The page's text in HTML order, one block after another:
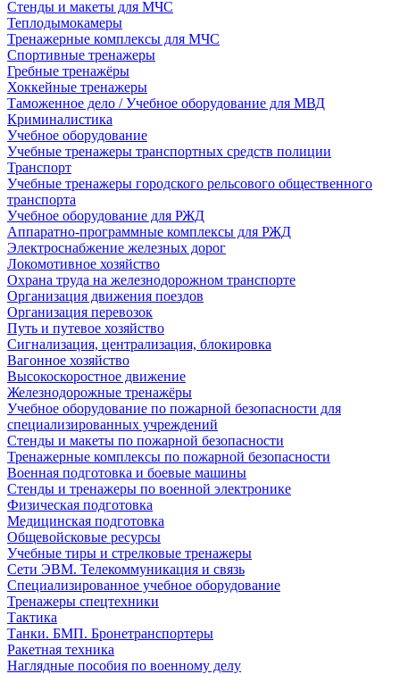
Стенды и макеты для МЧС
Теплодымокамеры
Тренажерные комплексы для МЧС
Спортивные тренажеры
Гребные тренажёры
Хоккейные тренажеры
Таможенное дело / Учебное оборудование для МВД
Криминалистика
Учебное оборудование
Учебные тренажеры транспортных средств полиции
Транспорт
Учебные тренажеры городского рельсового общественного
транспорта
Учебное оборудование для РЖД
Аппаратно-программные комплексы для РЖД
Электроснабжение железных дорог
Локомотивное хозяйство
Охрана труда на железнодорожном транспорте
Организация движения поездов
Организация перевозок
Путь и путевое хозяйство
Сигнализация, централизация, блокировка
Вагонное хозяйство
Высокоскоростное движение
Железнодорожные тренажёры
Учебное оборудование по пожарной безопасности для
специализированных учреждений
Стенды и макеты по пожарной безопасности
Тренажерные комплексы по пожарной безопасности
Военная подготовка и боевые машины
Стенды и тренажеры по военной электронике
Физическая подготовка
Медицинская подготовка
Общевойсковые ресурсы
Учебные тиры и стрелковые тренажеры
Сети ЭВМ. Телекоммуникация и связь
Специализированное учебное оборудование
Тренажеры спецтехники
Тактика
Танки. БМП. Бронетранспортеры
Ракетная техника
Наглядные пособия по военному делу